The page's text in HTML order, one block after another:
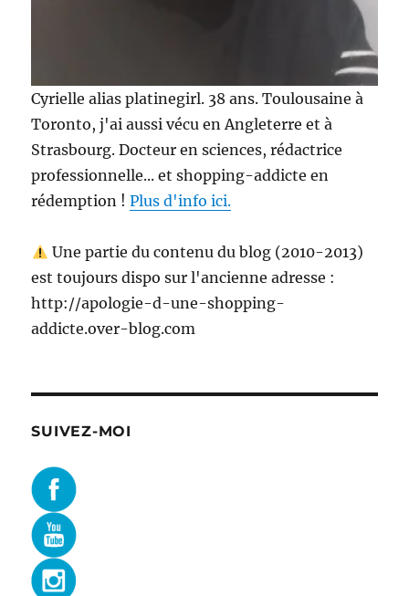
Cyrielle alias platinegirl. 38 ans. Toulousaine à
Toronto, j'ai aussi vécu en Angleterre et à
Strasbourg. Docteur en sciences, rédactrice
professionnelle... et shopping-addicte en
rédemption !Plus d'info ici.
Une partie du contenu du blog (2010-2013)
est toujours dispo sur l'ancienne adresse :
http://apologie-d-une-shopping-
addicte.over-blog.com
SUIVEZ-MOI